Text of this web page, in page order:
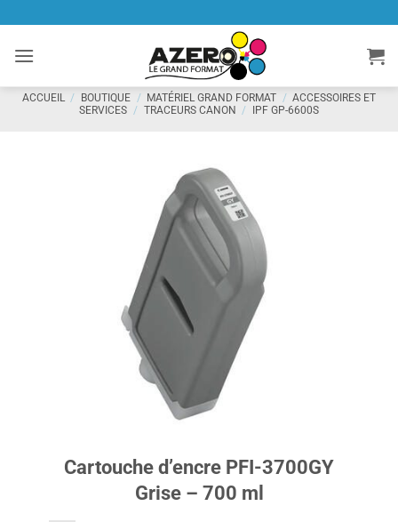
contenu
ACCUEIL / BOUTIQUE / MATÉRIEL GRAND FORMAT / ACCESSOIRES ET
SERVICES / TRACEURS CANON / IPF GP-6600S
Cartouche d’encre PFI-3700GY
Grise – 700 ml